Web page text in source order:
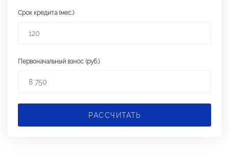
Срок кредита (мес.)
Первоначальный взнос (руб.)
РАССЧИТАТЬ